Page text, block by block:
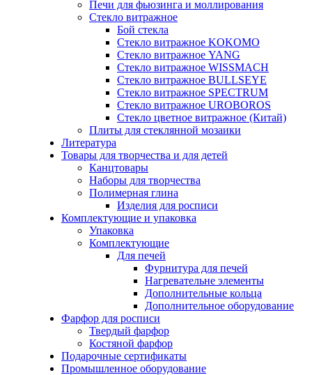
Печи для фьюзинга и моллирования
Стекло витражное
Бой стекла
Стекло витражное KOKOMO
Стекло витражное YANG
Стекло витражное WISSMACH
Стекло витражное BULLSEYE
Стекло витражное SPECTRUM
Стекло витражное UROBOROS
Стекло цветное витражное (Китай)
Плиты для стеклянной мозаики
Литература
Товары для творчества и для детей
Канцтовары
Наборы для творчества
Полимерная глина
Изделия для росписи
Комплектующие и упаковка
Упаковка
Комплектующие
Для печей
Фурнитура для печей
Нагревательне элементы
Дополнительные кольца
Дополнительное оборудование
Фарфор для росписи
Твердый фарфор
Костяной фарфор
Подарочные сертификаты
Промышленное оборудование